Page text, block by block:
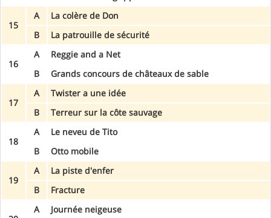
15
A
La colère de Don
B
La patrouille de sécurité
16
A
Reggie and a Net
B
Grands concours de châteaux de sable
17
A
Twister a une idée
B
Terreur sur la côte sauvage
18
A
Le neveu de Tito
B
Otto mobile
19
A
La piste d'enfer
B
Fracture
A
Journée neigeuse